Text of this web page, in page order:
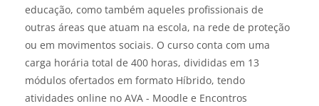
educação, como também aqueles profissionais de
outras áreas que atuam na escola, na rede de proteção
ou em movimentos sociais. O curso conta com uma
carga horária total de 400 horas, divididas em 13
módulos ofertados em formato Híbrido, tendo
atividades online no AVA - Moodle e Encontros